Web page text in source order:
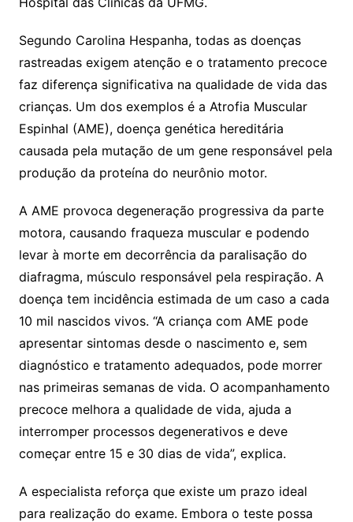
Segundo Carolina Hespanha, todas as doenças
rastreadas exigem atenção e o tratamento precoce
faz diferença significativa na qualidade de vida das
crianças. Um dos exemplos é a Atrofia Muscular
Espinhal (AME), doença genética hereditária
causada pela mutação de um gene responsável pela
produção da proteína do neurônio motor.
A AME provoca degeneração progressiva da parte
motora, causando fraqueza muscular e podendo
levar à morte em decorrência da paralisação do
diafragma, músculo responsável pela respiração. A
doença tem incidência estimada de um caso a cada
10 mil nascidos vivos. “A criança com AME pode
apresentar sintomas desde o nascimento e, sem
diagnóstico e tratamento adequados, pode morrer
nas primeiras semanas de vida. O acompanhamento
precoce melhora a qualidade de vida, ajuda a
interromper processos degenerativos e deve
começar entre 15 e 30 dias de vida”, explica.
A especialista reforça que existe um prazo ideal
para realização do exame. Embora o teste possa